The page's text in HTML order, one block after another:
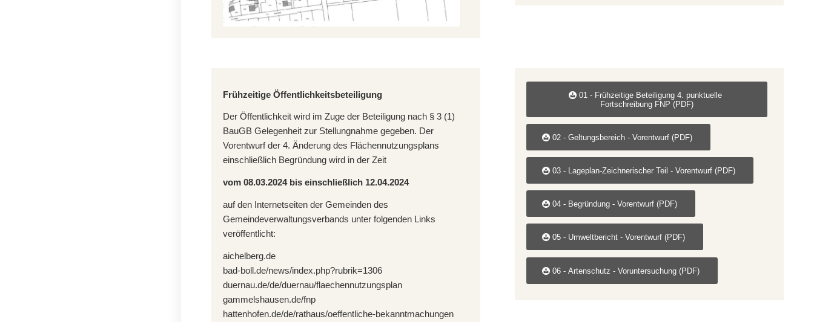
Frühzeitige Öffentlichkeitsbeteiligung
Der Öffentlichkeit wird im Zuge der Beteiligung nach § 3 (1)
BauGB Gelegenheit zur Stellungnahme gegeben. Der
Vorentwurf der 4. Änderung des Flächennutzungsplans
einschließlich Begründung wird in der Zeit
vom 08.03.2024 bis einschließlich 12.04.2024
auf den Internetseiten der Gemeinden des
Gemeindeverwaltungsverbands unter folgenden Links
veröffentlicht:
aichelberg.de
bad-boll.de/news/index.php?rubrik=1306
duernau.de/de/duernau/flaechennutzungsplan
gammelshausen.de/fnp
hattenhofen.de/de/rathaus/oeffentliche-bekanntmachungen
01 - Frühzeitige Beteiligung 4. punktuelle
Fortschreibung FNP (PDF)
02 - Geltungsbereich - Vorentwurf (PDF)
03 - Lageplan-Zeichnerischer Teil - Vorentwurf (PDF)
04 - Begründung - Vorentwurf (PDF)
05 - Umweltbericht - Vorentwurf (PDF)
06 - Artenschutz - Voruntersuchung (PDF)